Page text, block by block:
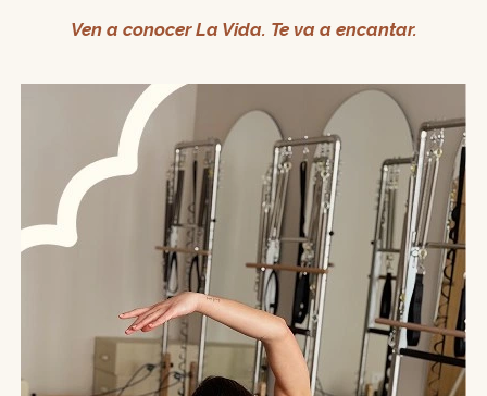
Ven a conocer La Vida. Te va a encantar.